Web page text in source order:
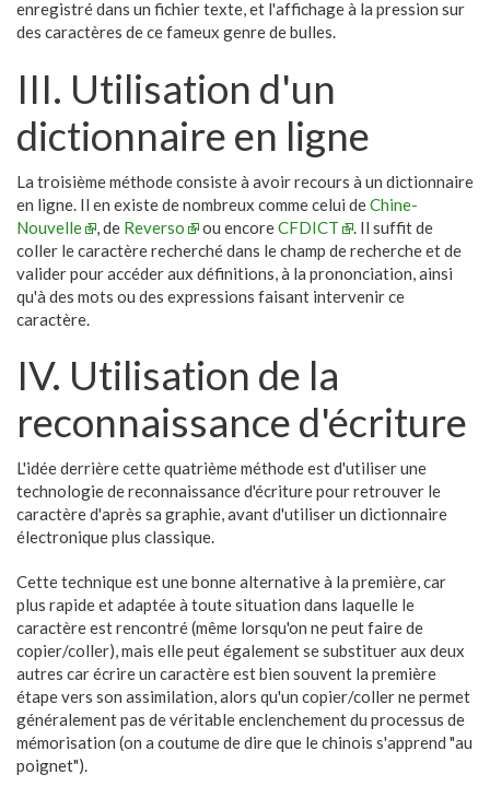
enregistré dans un fichier texte, et l'affichage à la pression sur
des caractères de ce fameux genre de bulles.
III. Utilisation d'un
dictionnaire en ligne
La troisième méthode consiste à avoir recours à un dictionnaire
en ligne. Il en existe de nombreux comme celui deChine-
Nouvelle
, de Reverso ou encoreCFDICT
. Il suffit de
coller le caractère recherché dans le champ de recherche et de
valider pour accéder aux définitions, à la prononciation, ainsi
qu'à des mots ou des expressions faisant intervenir ce
caractère.
IV. Utilisation de la
reconnaissance d'écriture
L'idée derrière cette quatrième méthode est d'utiliser une
technologie de reconnaissance d'écriture pour retrouver le
caractère d'après sa graphie, avant d'utiliser un dictionnaire
électronique plus classique.
Cette technique est une bonne alternative à la première, car
plus rapide et adaptée à toute situation dans laquelle le
caractère est rencontré (même lorsqu'on ne peut faire de
copier/coller), mais elle peut également se substituer aux deux
autres car écrire un caractère est bien souvent la première
étape vers son assimilation, alors qu'un copier/coller ne permet
généralement pas de véritable enclenchement du processus de
mémorisation (on a coutume de dire que le chinois s'apprend "au
poignet").